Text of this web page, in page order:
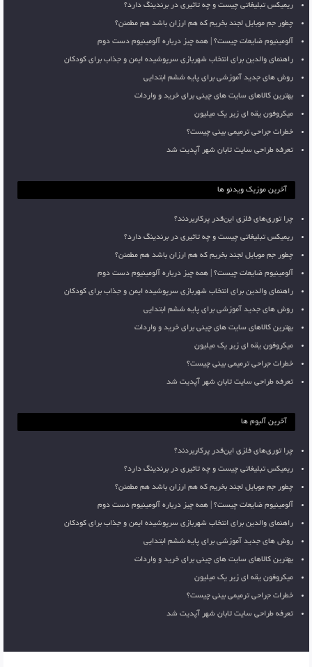
ریمیکس تبلیغاتی چیست و چه تاثیری در برندینگ دارد؟
چطور جم موبایل لجند بخریم که هم ارزان باشد هم مطمئن؟
آلومینیوم ضایعات چیست؟ | همه چیز درباره آلومینیوم دست دوم
راهنمای والدین برای انتخاب شهربازی سرپوشیده ایمن و جذاب برای کودکان
روش های جدید آموزشی برای پایه ششم ابتدایی
بهترین کالاهای سایت های چینی برای خرید و واردات
میکروفون یقه ای زیر یک میلیون
خطرات جراحی ترمیمی بینی چیست؟
تعرفه طراحی سایت تابان شهر آپدیت شد
آخرین موزیک ویدئو ها
چرا توری‌های فلزی این‌قدر پرکاربردند؟
ریمیکس تبلیغاتی چیست و چه تاثیری در برندینگ دارد؟
چطور جم موبایل لجند بخریم که هم ارزان باشد هم مطمئن؟
آلومینیوم ضایعات چیست؟ | همه چیز درباره آلومینیوم دست دوم
راهنمای والدین برای انتخاب شهربازی سرپوشیده ایمن و جذاب برای کودکان
روش های جدید آموزشی برای پایه ششم ابتدایی
بهترین کالاهای سایت های چینی برای خرید و واردات
میکروفون یقه ای زیر یک میلیون
خطرات جراحی ترمیمی بینی چیست؟
تعرفه طراحی سایت تابان شهر آپدیت شد
آخرین آلبوم ها
چرا توری‌های فلزی این‌قدر پرکاربردند؟
ریمیکس تبلیغاتی چیست و چه تاثیری در برندینگ دارد؟
چطور جم موبایل لجند بخریم که هم ارزان باشد هم مطمئن؟
آلومینیوم ضایعات چیست؟ | همه چیز درباره آلومینیوم دست دوم
راهنمای والدین برای انتخاب شهربازی سرپوشیده ایمن و جذاب برای کودکان
روش های جدید آموزشی برای پایه ششم ابتدایی
بهترین کالاهای سایت های چینی برای خرید و واردات
میکروفون یقه ای زیر یک میلیون
خطرات جراحی ترمیمی بینی چیست؟
تعرفه طراحی سایت تابان شهر آپدیت شد